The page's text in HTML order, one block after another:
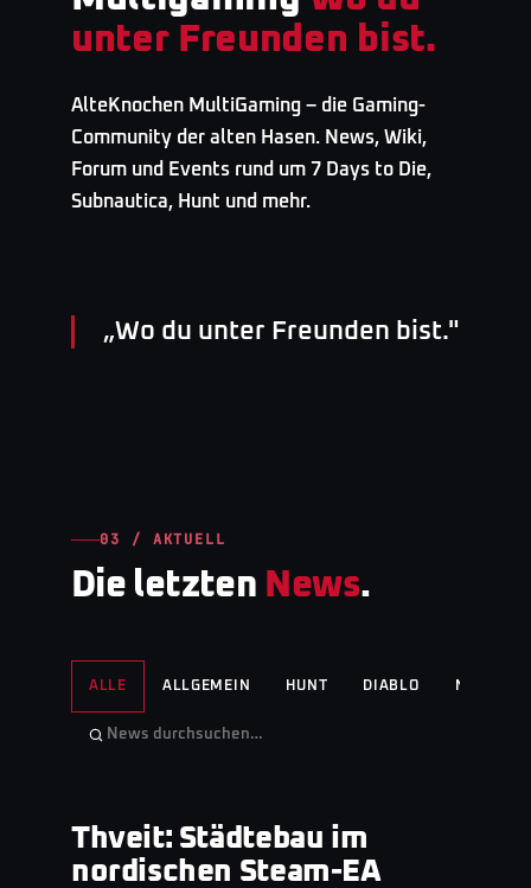
unter Freunden bist.
AlteKnochen MultiGaming – die Gaming-
Community der alten Hasen. News, Wiki,
Forum und Events rund um 7 Days to Die,
Subnautica, Hunt und mehr.
„Wo du unter Freunden bist."
03 / AKTUELL
Die letzten News.
ALLE ALLGEMEIN HUNT DIABLO NO
GAMINGNEWS· TOP STORY
Thveit: Städtebau im
nordischen Steam-EA